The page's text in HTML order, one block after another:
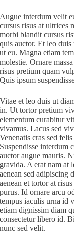
Augue interdum velit
cursus risus at ultrices
morbi blandit cursus
quis auctor. Et leo
ut eu. Magna etiam
molestie. Ornare
risus pretium quam
Quis ipsum
Vitae et leo duis ut
in. Ut tortor pretium
elementum curabitur
vivamus. Lacus sed
Venenatis cras sed
Suspendisse interdum
auctor augue mauris.
gravida. A erat nam at
aenean sed adipiscing
aenean et tortor at
purus. Id ornare arcu
tempus iaculis urna id
etiam dignissim diam
consectetur libero id.
nunc sed velit.